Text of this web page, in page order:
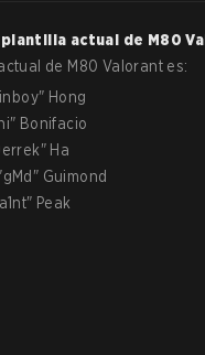
plantilla actual de M80
de M80 Valorant es:
" Hong
" Bonifacio
" Ha
gMd " Guimond
" Peak